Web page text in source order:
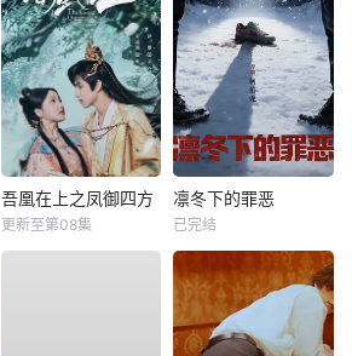
吾凰在上之凤御四方
更新至第08集
凛冬下的罪恶
已完结